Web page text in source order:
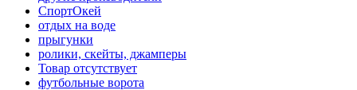
СпортОкей
отдых на воде
прыгунки
ролики, скейты, джамперы
Товар отсутствует
футбольные ворота